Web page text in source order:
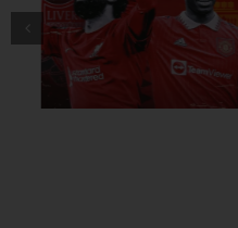
ထိထိရောက်ရောက်
ဗိုက်ခေါက် အဆီ
တွေ ချဖို့